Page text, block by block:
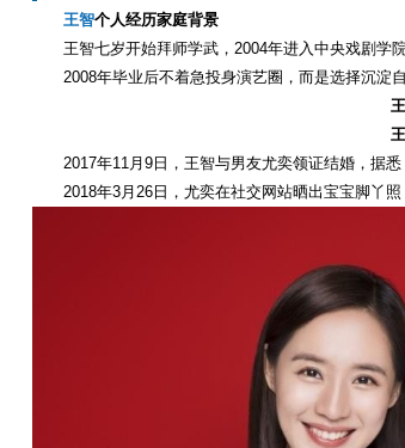
王智个人经历家庭背景
王智七岁开始拜师学武，2004年进入中央戏剧学
2008年毕业后不着急投身演艺圈，而是选择沉淀
2017年11月9日，王智与男友尤奕领证结婚，据悉
2018年3月26日，尤奕在社交网站晒出宝宝脚丫